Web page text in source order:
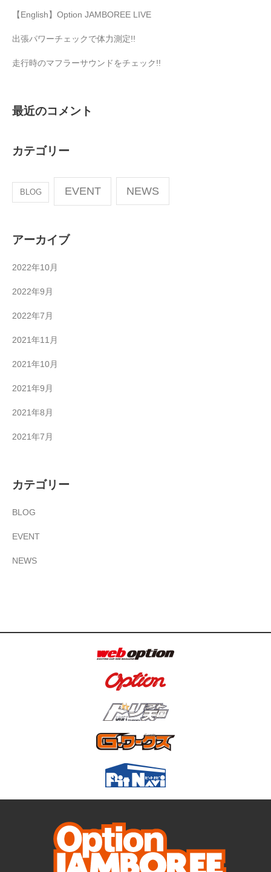
【English】Option JAMBOREE LIVE
出張パワーチェックで体力測定!!
走行時のマフラーサウンドをチェック!!
最近のコメント
カテゴリー
BLOG EVENT NEWS
アーカイブ
2022年10月
2022年9月
2022年7月
2021年11月
2021年10月
2021年9月
2021年8月
2021年7月
カテゴリー
BLOG
EVENT
NEWS